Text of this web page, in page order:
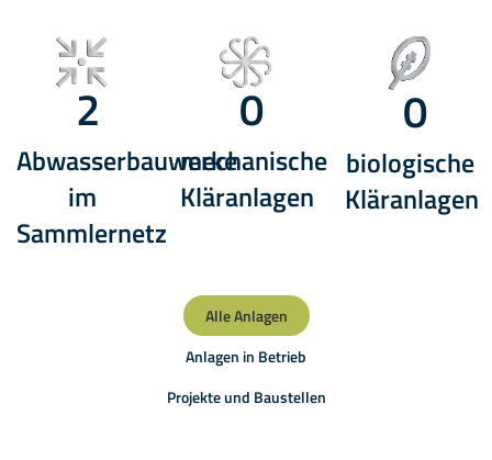
2
Abwasserbauwerke
im
Sammlernetz
0
mechanische
Kläranlagen
0
biologische
Kläranlagen
Alle Anlagen
Anlagen in Betrieb
Projekte und Baustellen